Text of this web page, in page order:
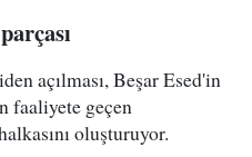
açılması, Beşar Esed'in
faaliyete geçen
oluşturuyor.